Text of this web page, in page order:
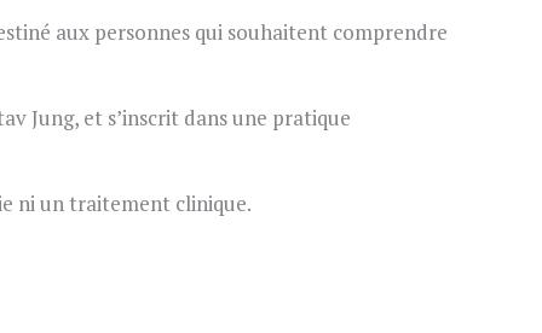
aux personnes qui souhaitent comprendre
Jung, et s’inscrit dans une pratique
ni un traitement clinique.